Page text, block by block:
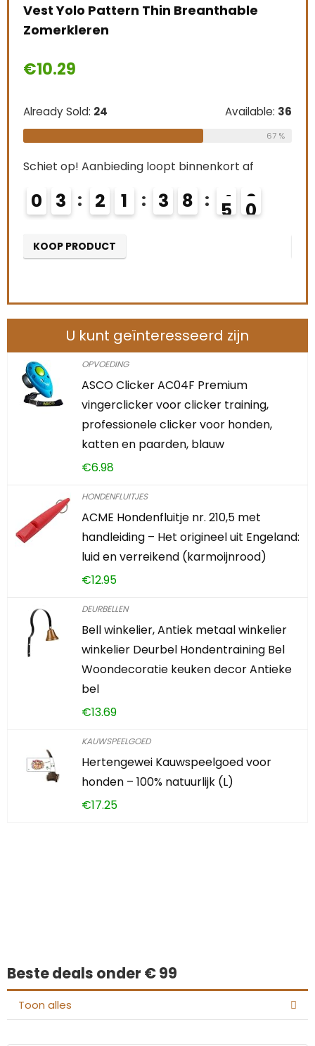
Vest Yolo Pattern Thin Breanthable
Zomerkleren
€10.29
Already Sold: 24 Available: 36
67 %
Schiet op! Aanbieding loopt binnenkort af
0 3 2 1 3 8 4 8
KOOP PRODUCT
U kunt geïnteresseerd zijn
OPVOEDING
ASCO Clicker AC04F Premium
vingerclicker voor clicker training,
professionele clicker voor honden,
katten en paarden, blauw
€6.98
HONDENFLUITJES
ACME Hondenfluitje nr. 210,5 met
handleiding – Het origineel uit Engeland:
luid en verreikend (karmoijnrood)
€12.95
DEURBELLEN
Bell winkelier, Antiek metaal winkelier
winkelier Deurbel Hondentraining Bel
Woondecoratie keuken decor Antieke
bel
€13.69
KAUWSPEELGOED
Hertengewei Kauwspeelgoed voor
honden – 100% natuurlijk (L)
€17.25
Beste deals onder € 99
Toon alles